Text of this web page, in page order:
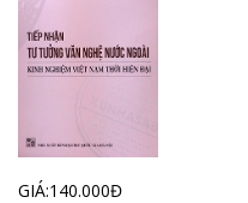
GIÁ:140.000Đ